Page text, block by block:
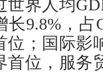
世界人均
长9.8%，
位；国际影
首位，服务